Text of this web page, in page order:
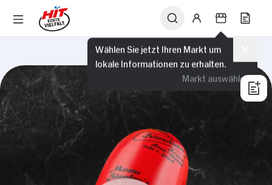
Wählen Sie jetzt Ihren Markt um
lokale Informationen zu erhalten.
Markt auswählen